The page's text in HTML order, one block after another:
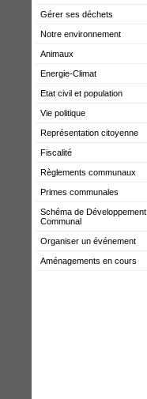
Gérer ses déchets
Notre environnement
Animaux
Energie-Climat
Etat civil et population
Vie politique
Représentation citoyenne
Fiscalité
Règlements communaux
Primes communales
Schéma de Développement
Communal
Organiser un événement
Aménagements en cours